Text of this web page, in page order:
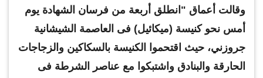
وقالت أعماق "انطلق أربعة من فرسان الشهادة يوم
أمس نحو كنيسة (ميكائيل) فى العاصمة الشيشانية
جروزني، حيث اقتحموا الكنيسة بالسكاكين والزجاجات
الحارقة والبنادق واشتبكوا مع عناصر الشرطة فى